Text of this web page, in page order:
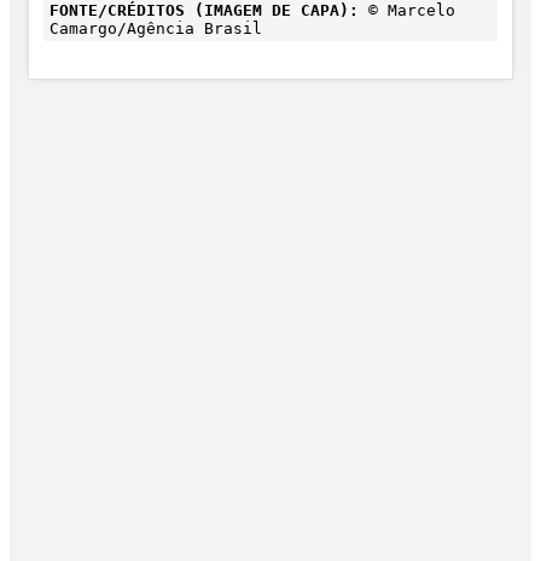
FONTE/CRÉDITOS (IMAGEM DE CAPA):
© Marcelo
Camargo/Agência Brasil